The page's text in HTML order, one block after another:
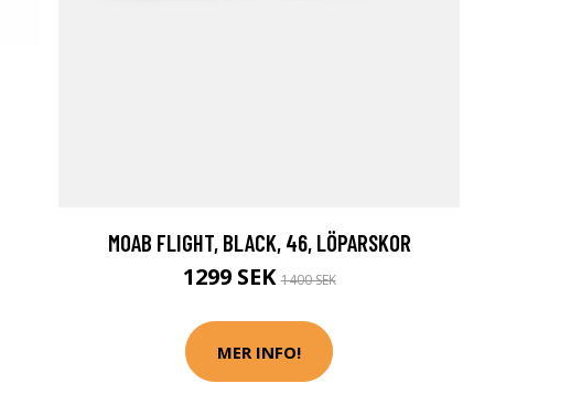
MOAB FLIGHT, BLACK, 46, LÖPARSKOR
1299 SEK1400 SEK
MER INFO!